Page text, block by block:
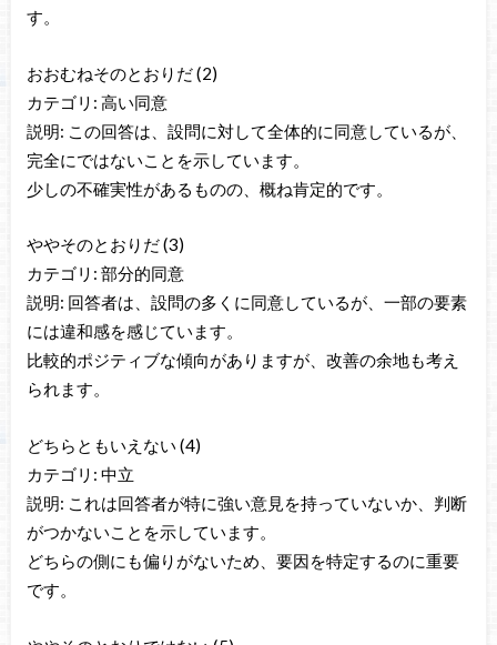
す。
おおむねそのとおりだ (2)
カテゴリ: 高い同意
説明: この回答は、設問に対して全体的に同意しているが、
完全にではないことを示しています。
少しの不確実性があるものの、概ね肯定的です。
ややそのとおりだ (3)
カテゴリ: 部分的同意
説明: 回答者は、設問の多くに同意しているが、一部の要素
には違和感を感じています。
比較的ポジティブな傾向がありますが、改善の余地も考え
られます。
どちらともいえない (4)
カテゴリ: 中立
説明: これは回答者が特に強い意見を持っていないか、判断
がつかないことを示しています。
どちらの側にも偏りがないため、要因を特定するのに重要
です。